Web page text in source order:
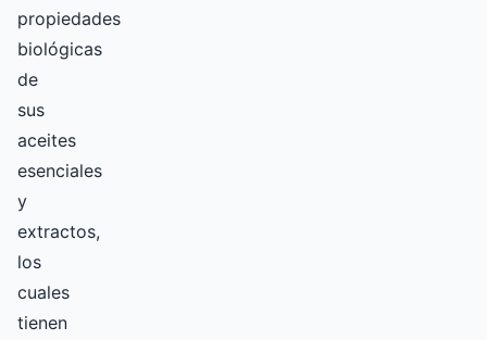
propiedades
biológicas
de
sus
aceites
esenciales
y
extractos,
los
cuales
tienen